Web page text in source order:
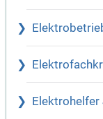
Elektrohelfer